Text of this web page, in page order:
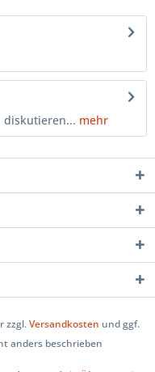
diskutieren... mehr
zzgl.Versandkosten und ggf.
anders beschrieben